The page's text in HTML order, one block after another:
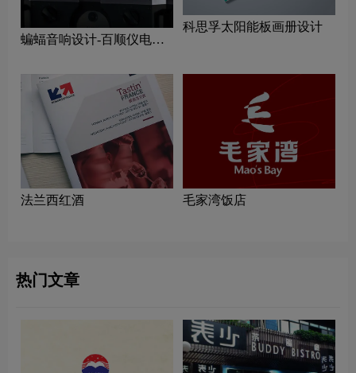
蝙蝠音响设计-百顺仪电子
科思孚太阳能板画册设计
法兰西红酒 毛家湾饭店
热门文章